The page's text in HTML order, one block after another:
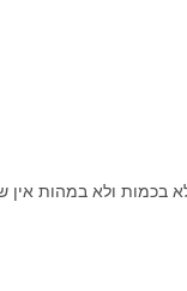
בכמות ולא במהות אין